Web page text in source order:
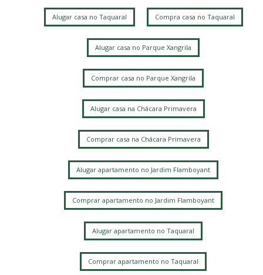
Parque das Flores
Parque Nova Campinas
Mansões Santo Antônio
Alphaville Dom Pedro 3
Jardim Planalto
Fazenda Santa Cândida
Loteamento Caminhos de São Conrado (Sousas)
Ville Sainte Hélène
Residencial Estância Eudóxia (Barão Geraldo)
Vila Manoel Ferreira
Vila Mimosa
Jardim Chapadao
Jardim Pauliceia
Vila Rossi Borghi e Siqueira
Barao Geraldo
Jardim Proença
Jardim das Paineiras
Parque Santa Bárbara
Jardim Flamboyant
Chácara Primavera
Loteamento Residencial Entre Verdes (Sousas)
Barão Geraldo
Taquaral
Chacara Santa Margarida
Alugar casa no Taquaral Compra casa no Taquaral
Alugar casa no Parque Xangrila
Comprar casa no Parque Xangrila
Alugar casa na Chácara Primavera
Comprar casa na Chácara Primavera
Alugar apartamento no Jardim Flamboyant
Comprar apartamento no Jardim Flamboyant
Alugar apartamento no Taquaral
Comprar apartamento no Taquaral